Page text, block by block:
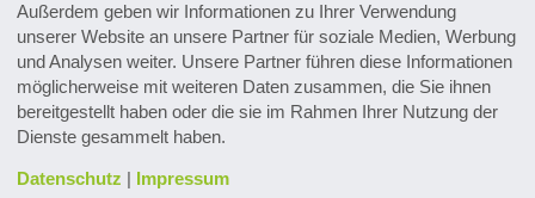
Außerdem geben wir Informationen zu Ihrer Verwendung
unserer Website an unsere Partner für soziale Medien, Werbung
und Analysen weiter. Unsere Partner führen diese Informationen
möglicherweise mit weiteren Daten zusammen, die Sie ihnen
bereitgestellt haben oder die sie im Rahmen Ihrer Nutzung der
Dienste gesammelt haben.
Datenschutz | Impressum
Zum Pharmaceutical Newsletter
anmelden